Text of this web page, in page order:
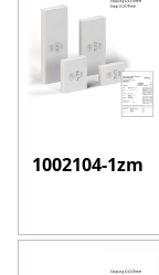
1002104-1zm